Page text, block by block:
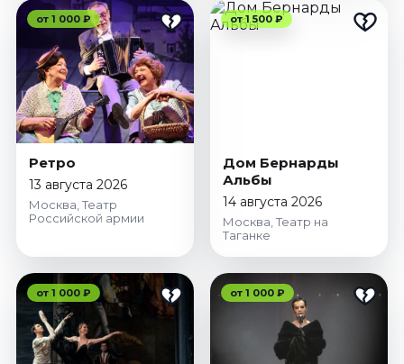
от 1 000 ₽
Ретро
13 августа 2026
Москва, Театр
Российской армии
от 1 500 ₽
Дом Бернарды
Альбы
14 августа 2026
Москва, Театр на
Таганке
от 1 000 ₽ от 1 000 ₽